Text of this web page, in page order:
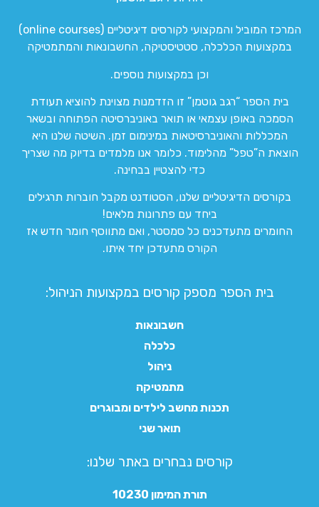
המרכז המוביל והמקצועי לקורסים דיגיטליים (online courses)
במקצועות הכלכלה, סטטיסטיקה, החשבונאות והמתמטיקה
וכן במקצועות נוספים.
בית הספר “רגב גוטמן” זו הזדמנות מצוינת להוציא תעודת
הסמכה באופן עצמאי או תואר באוניברסיטה הפתוחה ובשאר
המכללות והאוניברסיטאות במינימום זמן. השיטה שלנו היא
הוצאת ה”טפל” מהלימוד. כלומר אנו מלמדים בדיוק מה שצריך
כדי להצטיין בבחינה.
בקורסים הדיגיטליים שלנו, הסטודנט מקבל חוברות תרגילים
ביחד עם פתרונות מלאים!
החומרים מתעדכנים כל סמסטר, ואם מתווסף חומר חדש אז
הקורס מתעדכן יחד איתו.
בית הספר מספק קורסים במקצועות הניהול:
חשבונאות
כלכלה
ניהול
מתמטיקה
תכנות מחשב לילדים ומבוגרים
תואר שני
קורסים נבחרים באתר שלנו:​
תורת המימון 10230